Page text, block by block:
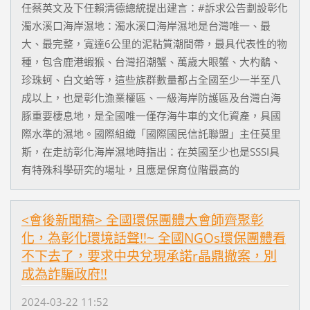
任蔡英文及下任賴清德總統提出建言：#訴求公告劃設彰化
濁水溪口海岸濕地：濁水溪口海岸濕地是台灣唯一、最
大、最完整，寬達6公里的泥粘質潮間帶，最具代表性的物
種，包含鹿港蝦猴、台灣招潮蟹、萬歲大眼蟹、大杓鷸、
珍珠蚵、白文蛤等，這些族群數量都占全國至少一半至八
成以上，也是彰化漁業權區、一級海岸防護區及台灣白海
豚重要棲息地，是全國唯一僅存海牛車的文化資產，具國
際水準的濕地。國際組織「國際國民信託聯盟」主任莫里
斯，在走訪彰化海岸濕地時指出：在英國至少也是SSSI具
有特殊科學研究的場址，且應是保育位階最高的
<會後新聞稿> 全國環保團體大會師齊聚彰
化，為彰化環境話聲!!~ 全國NGOs環保團體看
不下去了，要求中央兌現承諾r晶鼎撤案，別
成為詐騙政府!!
2024-03-22 11:52